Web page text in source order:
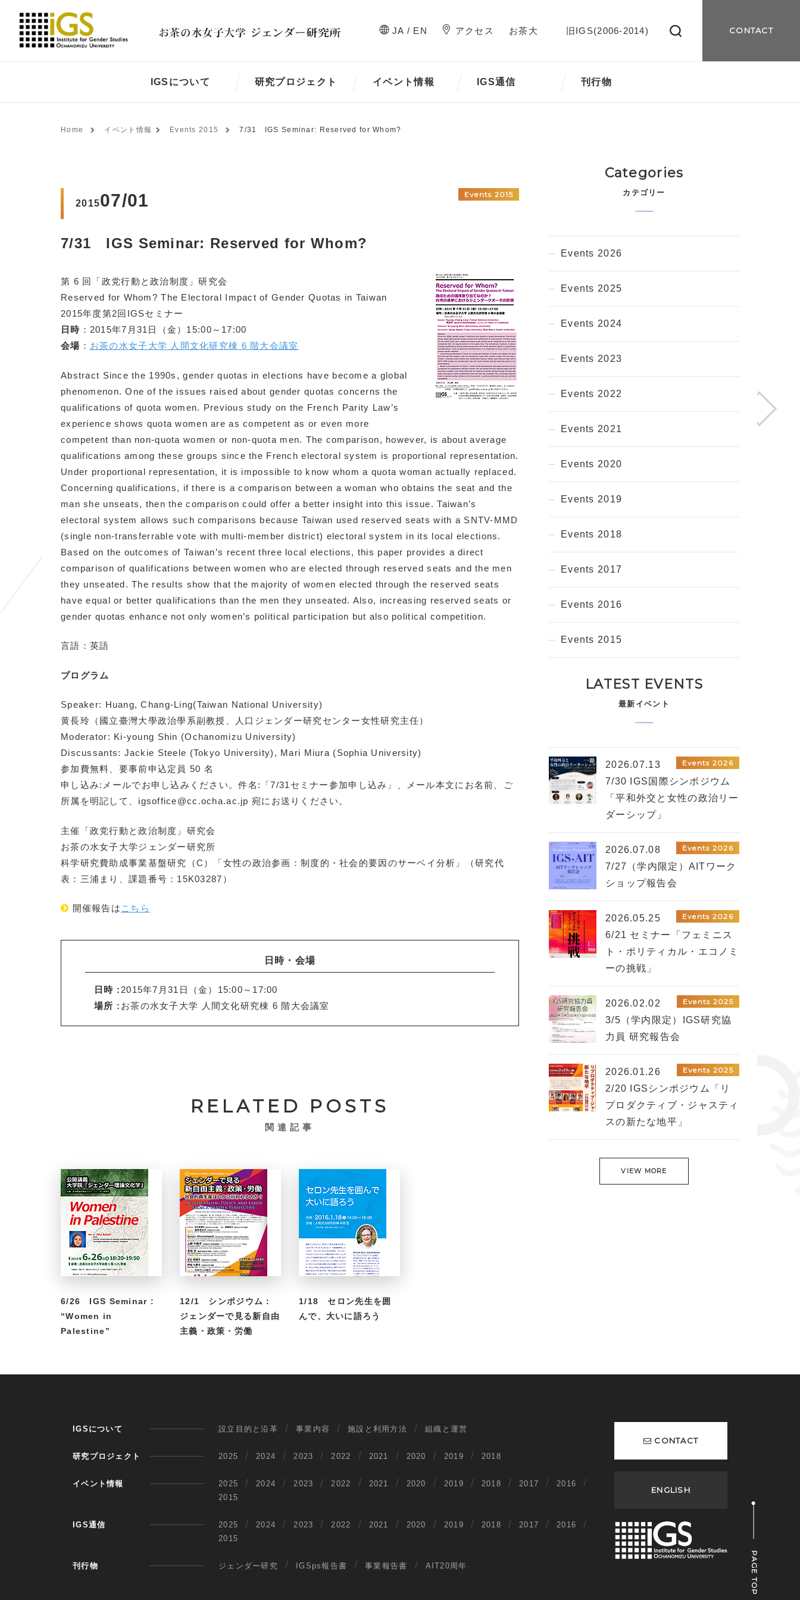
JA / EN アクセス お茶大 旧IGS(2006-2014) CONTACT
IGSについて 研究プロジェクト イベント情報 IGS通信 刊行物
Home イベント情報 Events 2015 7/31 IGS Seminar: Reserved for Whom?
201507/01 Events 2015
7/31 IGS Seminar: Reserved for Whom?
第 6 回「政党行動と政治制度」研究会
Reserved for Whom? The Electoral Impact of Gender Quotas in Taiwan
2015年度第2回IGSセミナー
日時 ：2015年7月31日（金）15:00～17:00
会場 ： お茶の水女子大学 人間文化研究棟 6 階大会議室
Abstract Since the 1990s, gender quotas in elections have become a global
phenomenon. One of the issues raised about gender quotas concerns the
qualifications of quota women. Previous study on the French Parity Law’s
experience shows quota women are as competent as or even more
competent than non-quota women or non-quota men. The comparison, however, is about average
qualifications among these groups since the French electoral system is proportional representation.
Under proportional representation, it is impossible to know whom a quota woman actually replaced.
Concerning qualifications, if there is a comparison between a woman who obtains the seat and the
man she unseats, then the comparison could offer a better insight into this issue. Taiwan’s
electoral system allows such comparisons because Taiwan used reserved seats with a SNTV-MMD
(single non-transferrable vote with multi-member district) electoral system in its local elections.
Based on the outcomes of Taiwan’s recent three local elections, this paper provides a direct
comparison of qualifications between women who are elected through reserved seats and the men
they unseated. The results show that the majority of women elected through the reserved seats
have equal or better qualifications than the men they unseated. Also, increasing reserved seats or
gender quotas enhance not only women’s political participation but also political competition.
言語：英語
プログラム
Speaker: Huang, Chang-Ling(Taiwan National University)
黄長玲（國立臺灣大學政治學系副教授、人口ジェンダー研究センター女性研究主任）
Moderator: Ki-young Shin (Ochanomizu University)
Discussants: Jackie Steele (Tokyo University), Mari Miura (Sophia University)
参加費無料、要事前申込定員 50 名
申し込み:メールでお申し込みください。件名:「7/31セミナー参加申し込み」、メール本文にお名前、ご
所属を明記して、igsoffice@cc.ocha.ac.jp 宛にお送りください。
主催「政党行動と政治制度」研究会
お茶の水女子大学ジェンダー研究所
科学研究費助成事業基盤研究（C）「女性の政治参画：制度的・社会的要因のサーベイ分析」（研究代
表：三浦まり、課題番号：15K03287）
開催報告は こちら
日時・会場
日時 : 2015年7月31日（金）15:00～17:00
場所 : お茶の水女子大学 人間文化研究棟 6 階大会議室
RELATED POSTS
関連記事
6/26 IGS Seminar :
“Women in
Palestine”
12/1 シンポジウム：
ジェンダーで見る新自由
主義・政策・労働
1/18 セロン先生を囲
んで、大いに語ろう
Categories
カテゴリー
Events 2026
Events 2025
Events 2024
Events 2023
Events 2022
Events 2021
Events 2020
Events 2019
Events 2018
Events 2017
Events 2016
Events 2015
LATEST EVENTS
最新イベント
2026.07.13 Events 2026
7/30 IGS国際シンポジウム
「平和外交と女性の政治リー
ダーシップ」
2026.07.08 Events 2026
7/27（学内限定）AITワーク
ショップ報告会
2026.05.25 Events 2026
6/21 セミナー「フェミニス
ト・ポリティカル・エコノミ
ーの挑戦」
2026.02.02 Events 2025
3/5（学内限定）IGS研究協
力員 研究報告会
2026.01.26 Events 2025
2/20 IGSシンポジウム「リ
プロダクティブ・ジャスティ
スの新たな地平」
VIEW MORE
IGSについて 設立目的と沿革 事業内容 施設と利用方法 組織と運営
研究プロジェクト 2025 2024 2023 2022 2021 2020 2019 2018
イベント情報 2025 2024 2023 2022 2021 2020 2019 2018 2017
2016
2015
IGS通信 2025 2024 2023 2022 2021 2020 2019 2018 2017
2016
2015
刊行物 ジェンダー研究 IGSps報告書 事業報告書 AIT20周年
CONTACT
ENGLISH
PAGE TOP